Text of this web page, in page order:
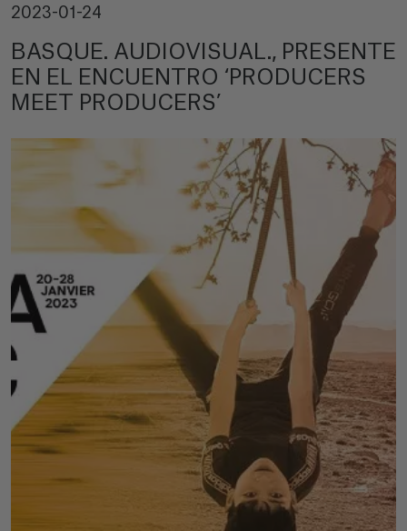
2023-01-24
BASQUE. AUDIOVISUAL., PRESENTE
EN EL ENCUENTRO ‘PRODUCERS
MEET PRODUCERS’